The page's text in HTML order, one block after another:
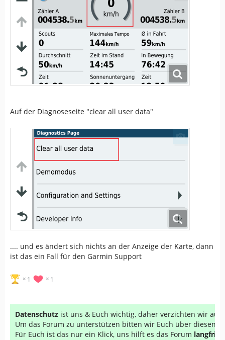
Auf der Diagnoseseite "clear all user data"
.... und es ändert sich nichts an der Anzeige der Karte, dann
ist das ein Fall für den Garmin Support
1 1
Datenschutz ist uns & Euch wichtig, daher verzichten wir auf
Um das Forum zu unterstützen bitten wir Euch über diesen
Für Euch ist das nur ein Klick, uns hilft es das Forum